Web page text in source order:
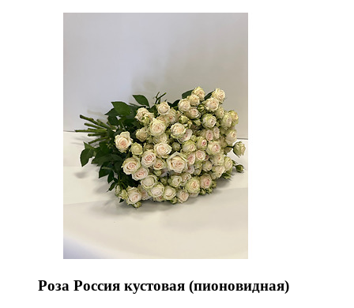
Роза Россия кустовая (пионовидная)